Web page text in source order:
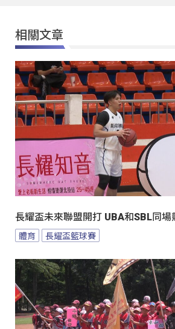
相關文章
長耀盃未來聯盟開打 UBA和SBL同場
體育 長耀盃籃球賽